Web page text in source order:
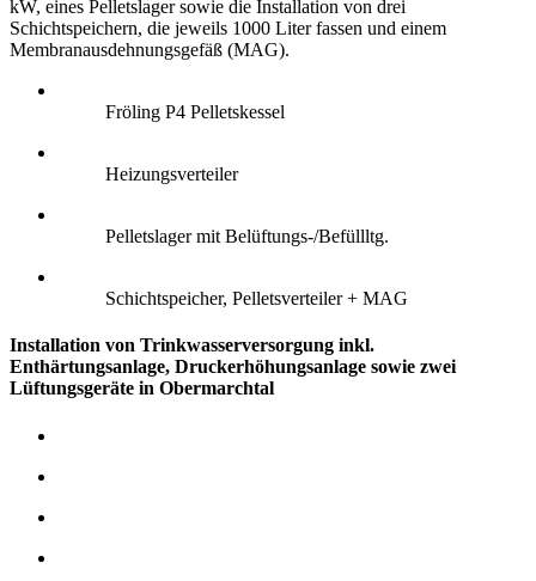
kW, eines Pelletslager sowie die Installation von drei
Schichtspeichern, die jeweils 1000 Liter fassen und einem
Membranausdehnungsgefäß (MAG).
Fröling P4 Pelletskessel
Heizungsverteiler
Pelletslager mit Belüftungs-/Befüllltg.
Schichtspeicher, Pelletsverteiler + MAG
Installation von Trinkwasserversorgung inkl.
Enthärtungsanlage, Druckerhöhungsanlage sowie zwei
Lüftungsgeräte in Obermarchtal